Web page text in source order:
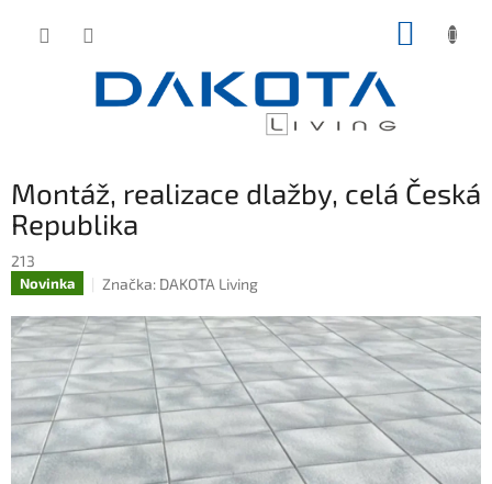
Montáž, realizace dlažby, celá Česká
Republika
213
Novinka Značka: DAKOTA Living